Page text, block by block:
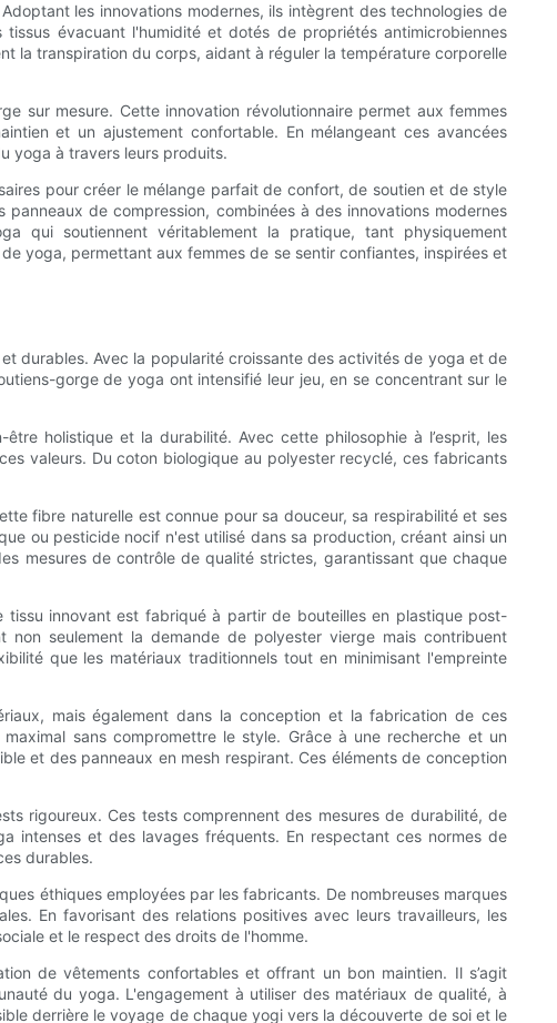
les innovations modernes, ils intègrent des technologies de
évacuant l'humidité et dotés de propriétés antimicrobiennes
la transpiration du corps, aidant à réguler la température corporelle
sur mesure. Cette innovation révolutionnaire permet aux femmes
et un ajustement confortable. En mélangeant ces avancées
yoga à travers leurs produits.
pour créer le mélange parfait de confort, de soutien et de style
de compression, combinées à des innovations modernes
qui soutiennent véritablement la pratique, tant physiquement
yoga, permettant aux femmes de se sentir confiantes, inspirées et
durables. Avec la popularité croissante des activités de yoga et de
gorge de yoga ont intensifié leur jeu, en se concentrant sur le
holistique et la durabilité. Avec cette philosophie à l’esprit, les
valeurs. Du coton biologique au polyester recyclé, ces fabricants
fibre naturelle est connue pour sa douceur, sa respirabilité et ses
ou pesticide nocif n'est utilisé dans sa production, créant ainsi un
mesures de contrôle de qualité strictes, garantissant que chaque
innovant est fabriqué à partir de bouteilles en plastique post-
seulement la demande de polyester vierge mais contribuent
que les matériaux traditionnels tout en minimisant l'empreinte
mais également dans la conception et la fabrication de ces
sans compromettre le style. Grâce à une recherche et un
et des panneaux en mesh respirant. Ces éléments de conception
rigoureux. Ces tests comprennent des mesures de durabilité, de
intenses et des lavages fréquents. En respectant ces normes de
durables.
éthiques employées par les fabricants. De nombreuses marques
En favorisant des relations positives avec leurs travailleurs, les
et le respect des droits de l'homme.
de vêtements confortables et offrant un bon maintien. Il s’agit
du yoga. L'engagement à utiliser des matériaux de qualité, à
derrière le voyage de chaque yogi vers la découverte de soi et le